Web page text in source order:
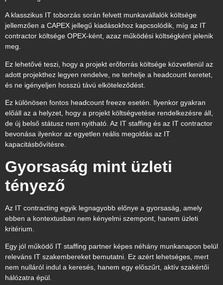
A klasszikus IT toborzás során felvett munkavállalók költsége
jellemzően a CAPEX jellegű kiadásokhoz kapcsolódik, míg az IT
contractor költsége OPEX-ként, azaz működési költségként jelenik
meg.
Ez lehetővé teszi, hogy a projekt erőforrás költsége közvetlenül az
adott projekthez legyen rendelve, ne terhelje a headcount keretet,
és ne igényeljen hosszú távú elköteleződést.
Ez különösen fontos headcount freeze esetén. Ilyenkor gyakran
előáll az a helyzet, hogy a projekt költségvetése rendelkezésre áll,
de új belső státusz nem nyitható. Az IT staffing és az IT contractor
bevonása ilyenkor az egyetlen reális megoldás az IT
kapacitásbővítésre.
Gyorsaság mint üzleti
tényező
Az IT contracting egyik legnagyobb előnye a gyorsaság, amely
ebben a kontextusban nem kényelmi szempont, hanem üzleti
kritérium.
Egy jól működő IT staffing partner képes néhány munkanapon belül
releváns IT szakembereket bemutatni. Ez azért lehetséges, mert
nem nulláról indul a keresés, hanem egy előszűrt, aktív szakértői
hálózatra épül.